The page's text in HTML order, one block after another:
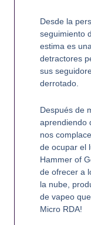
Desde la
seguimiento
estima es
detractores
sus
derrotado.
Después de
aprendiendo
nos
de ocupar el
Hammer of
de ofrecer a
la nube,
de vapeo
Micro RDA!